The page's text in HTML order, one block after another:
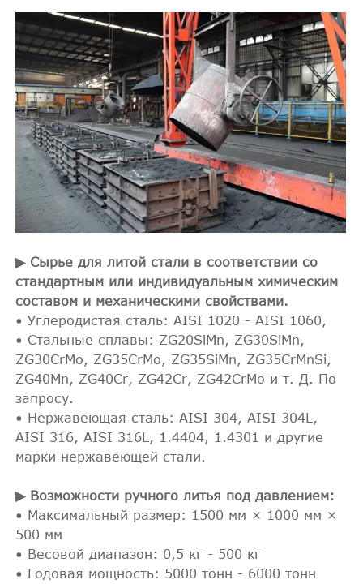
▶ Сырье для литой стали в соответствии со
стандартным или индивидуальным химическим
составом и механическими свойствами.
• Углеродистая сталь: AISI 1020 - AISI 1060,
• Стальные сплавы: ZG20SiMn, ZG30SiMn,
ZG30CrMo, ZG35CrMo, ZG35SiMn, ZG35CrMnSi,
ZG40Mn, ZG40Cr, ZG42Cr, ZG42CrMo и т. Д. По
запросу.
• Нержавеющая сталь: AISI 304, AISI 304L,
AISI 316, AISI 316L, 1.4404, 1.4301 и другие
марки нержавеющей стали.
▶ Возможности ручного литья под давлением:
• Максимальный размер: 1500 мм × 1000 мм ×
500 мм
• Весовой диапазон: 0,5 кг - 500 кг
• Годовая мощность: 5000 тонн - 6000 тонн